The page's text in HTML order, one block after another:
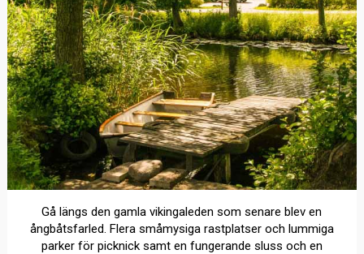
Gå längs den gamla vikingaleden som senare blev en
ångbåtsfarled. Flera småmysiga rastplatser och lummiga
parker för picknick samt en fungerande sluss och en